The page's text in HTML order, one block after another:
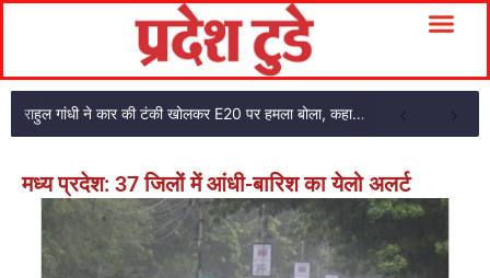
राहुल गांधी ने कार की टंकी खोलकर E20 पर हमला बोला, कहा- पूरी दाल ही काली है
मध्य प्रदेश: 37 जिलों में आंधी-बारिश का येलो अलर्ट